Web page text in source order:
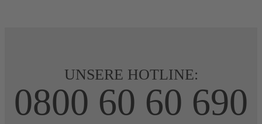
UNSERE HOTLINE:
0800 60 60 690